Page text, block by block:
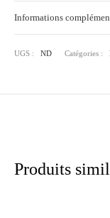
Informations
UGS : ND Catégories :
Produits